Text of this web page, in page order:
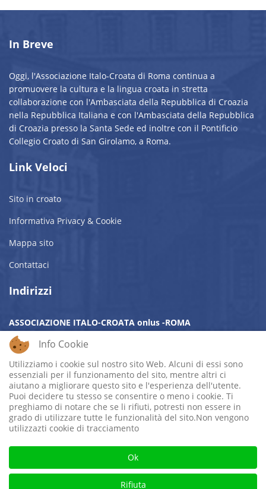
In Breve
Oggi, l'Associazione Italo-Croata di Roma continua a
promuovere la cultura e la lingua croata in stretta
collaborazione con l'Ambasciata della Repubblica di Croazia
nella Repubblica Italiana e con l'Ambasciata della Repubblica
di Croazia presso la Santa Sede ed inoltre con il Pontificio
Collegio Croato di San Girolamo, a Roma.
Link Veloci
Sito in croato
Informativa Privacy & Cookie
Mappa sito
Contattaci
Indirizzi
ASSOCIAZIONE ITALO-CROATA onlus -ROMA
SEDE LEGALE:
SEDE OPERATIVA:Sala San Girolamo - Piazza Augusto
Imperatore, 3 - 00186 Roma
Mobile: Cell. +39 320 4877909
Email:info@aicro.org
© 2026 Assocazione Italo-Croata - Roma. Cod. Fiscale:
96249040583 - All Rights Reserved.
Sviluppo e DesignWeb65 - Web Design Agency
Info Cookie
Utilizziamo i cookie sul nostro sito Web. Alcuni di essi sono
essenziali per il funzionamento del sito, mentre altri ci
aiutano a migliorare questo sito e l'esperienza dell'utente.
Puoi decidere tu stesso se consentire o meno i cookie. Ti
preghiamo di notare che se li rifiuti, potresti non essere in
grado di utilizzare tutte le funzionalità del sito.Non vengono
utilizzazti cookie di tracciamento
Ok
Rifiuta